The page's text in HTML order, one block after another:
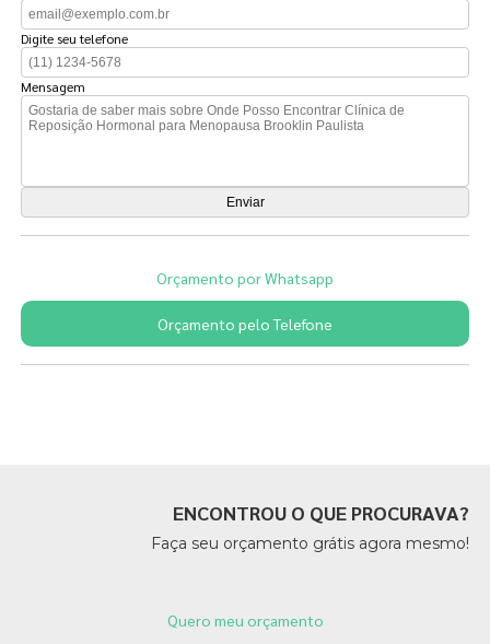
Digite seu telefone
Mensagem
Orçamento por Whatsapp
Orçamento pelo Telefone
ENCONTROU O QUE PROCURAVA?
Faça seu orçamento grátis agora mesmo!
Quero meu orçamento